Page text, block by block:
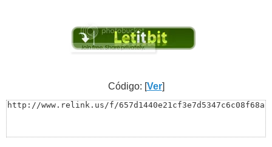
Código: [Ver]
http://www.relink.us/f/657d1440e21cf3e7d5347c6c08f68a